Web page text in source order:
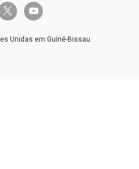
f
twitter-x youtube
Unidas em Guiné-Bissau